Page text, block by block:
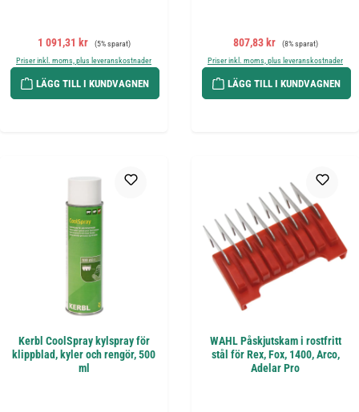
Försäljningspris:
1 091,31 kr Ordinarie pris:
(5% sparat)
Priser inkl. moms, plus leveranskostnader
LÄGG TILL I KUNDVAGNEN
Försäljningspris:
807,83 kr Ordinarie pris:
(8% sparat)
Priser inkl. moms, plus leveranskostnader
LÄGG TILL I KUNDVAGNEN
Kerbl CoolSpray kylspray för
klippblad, kyler och rengör, 500
ml
WAHL Påskjutskam i rostfritt
stål för Rex, Fox, 1400, Arco,
Adelar Pro